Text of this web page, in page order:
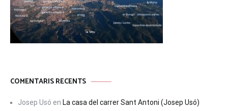
COMENTARIS RECENTS
Josep Usó en La casa del carrer Sant Antoni (Josep Usó)